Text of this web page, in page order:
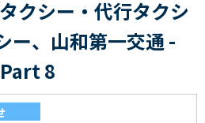
クシー・代行タクシ
ー、山和第一交通 -
Part 8